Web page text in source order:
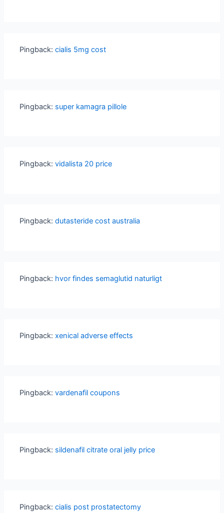
Pingback:cialis 5mg cost
Pingback: super kamagra pillole
Pingback:vidalista 20 price
Pingback:dutasteride cost australia
Pingback: hvor findes semaglutid naturligt
Pingback:xenical adverse effects
Pingback:vardenafil coupons
Pingback: sildenafil citrate oral jelly price
Pingback:cialis post prostatectomy